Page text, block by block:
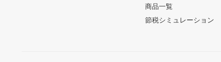
商品一覧
節税シミュレーション